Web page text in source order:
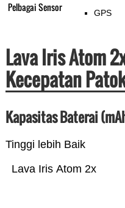
Pelbagai Sensor GPS
Lava Iris Atom
Kecepatan
Kapasitas Baterai
Tinggi lebih Baik
Lava Iris Atom 2x